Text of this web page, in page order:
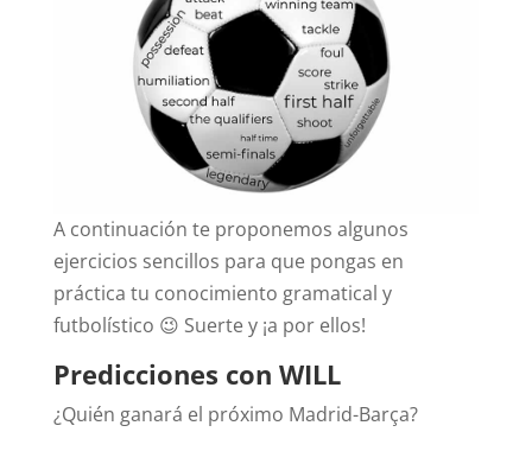
A continuación te proponemos algunos
ejercicios sencillos para que pongas en
práctica tu conocimiento gramatical y
futbolístico 😉 Suerte y ¡a por ellos!
Predicciones con WILL
¿Quién ganará el próximo Madrid-Barça?